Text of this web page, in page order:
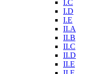
I.C
I.D
I.E
II.A
II.B
II.C
II.D
II.E